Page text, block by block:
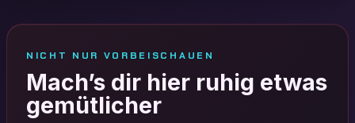
NICHT NUR VORBEISCHAUEN
Mach’s dir hier ruhig etwas
gemütlicher